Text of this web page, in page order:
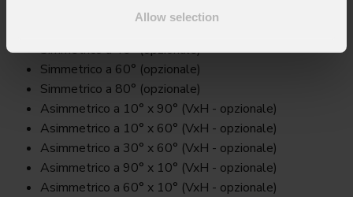
Allow selection
Simmetrico a 20° (opzionale)
Simmetrico a 40° (opzionale)
Simmetrico a 60° (opzionale)
Simmetrico a 80° (opzionale)
Asimmetrico a 10° x 90° (VxH - opzionale)
Asimmetrico a 10° x 60° (VxH - opzionale)
Asimmetrico a 30° x 60° (VxH - opzionale)
Asimmetrico a 90° x 10° (VxH - opzionale)
Asimmetrico a 60° x 10° (VxH - opzionale)